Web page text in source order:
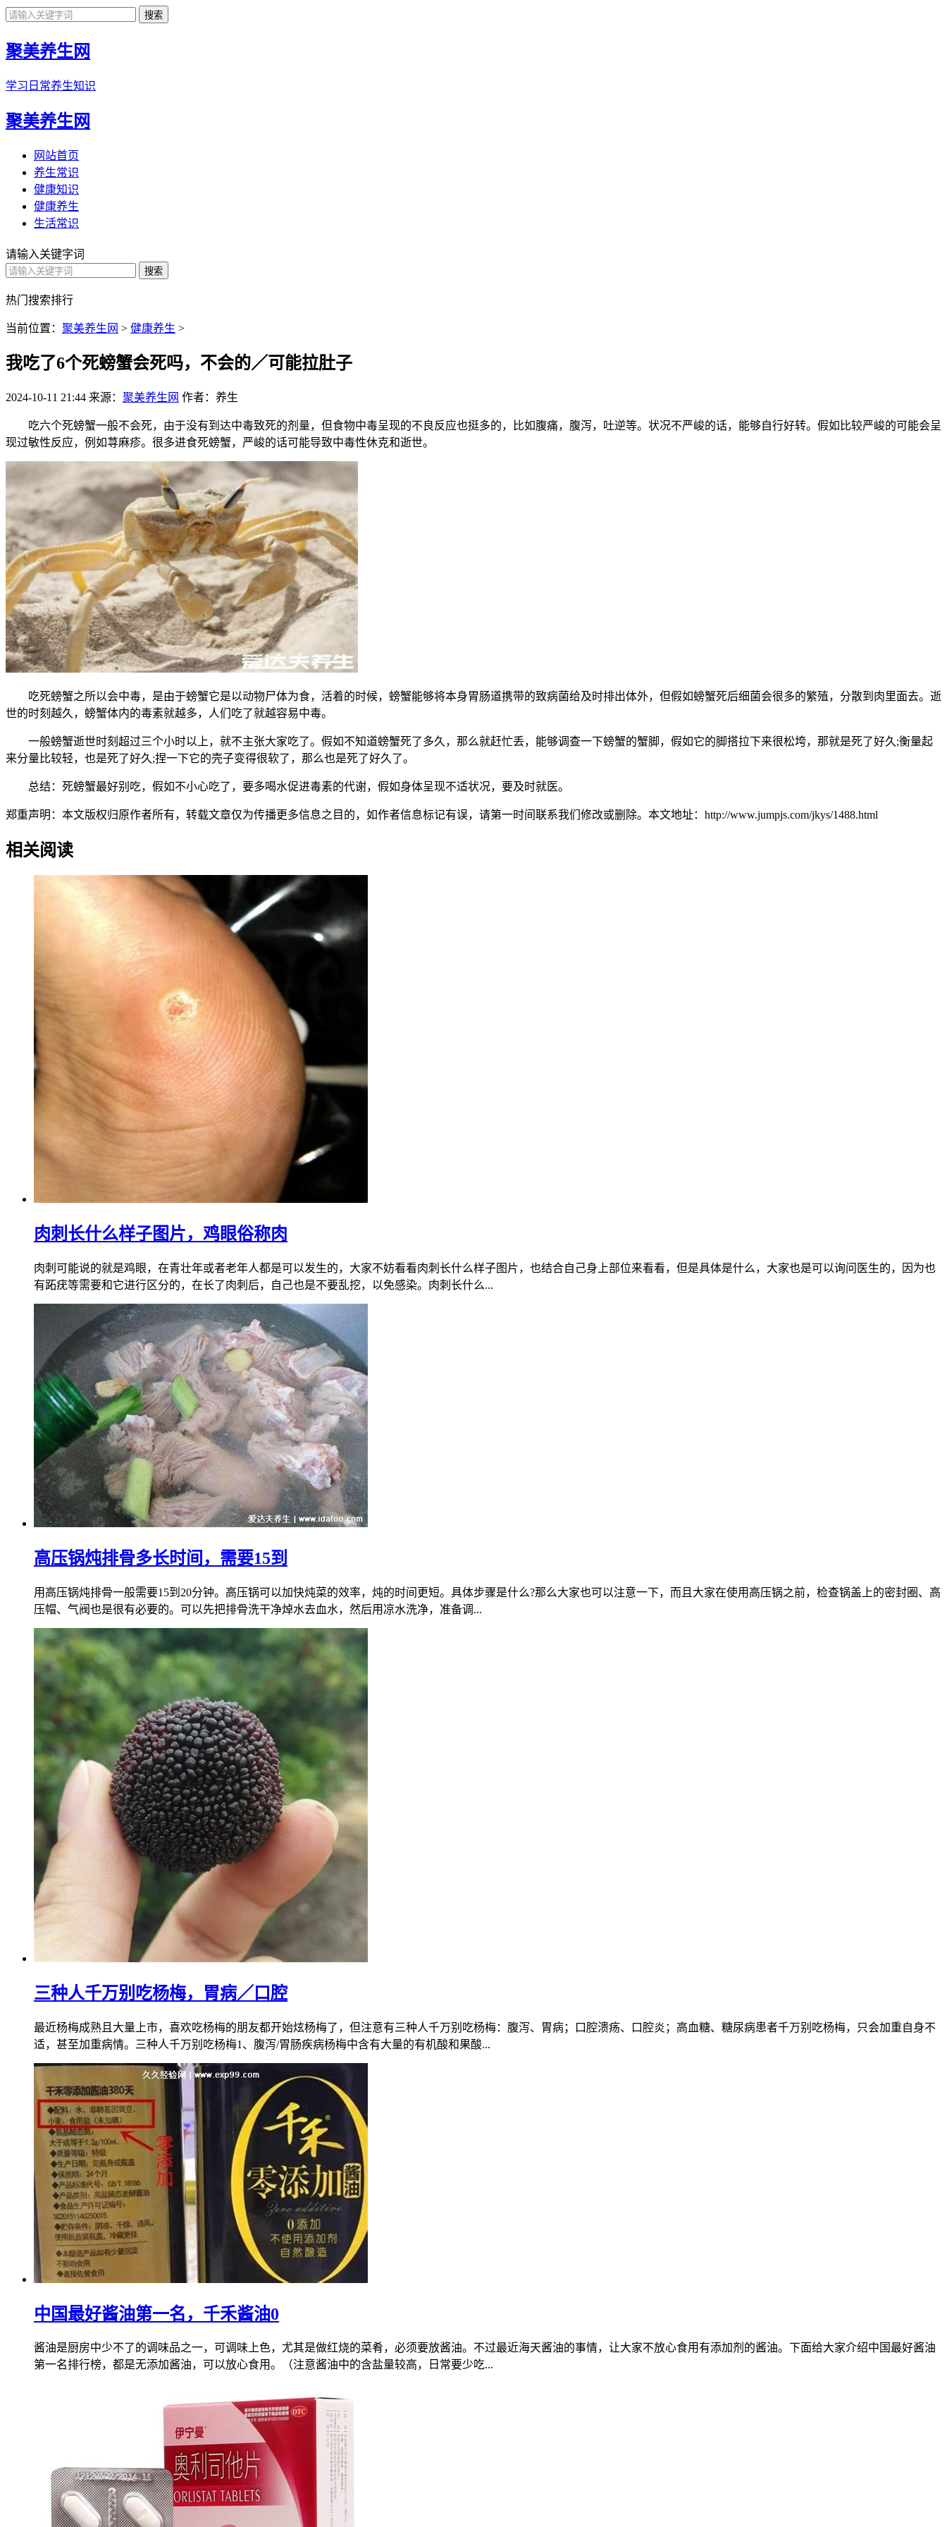
聚美养生网
学习日常养生知识
聚美养生网
网站首页
养生常识
健康知识
健康养生
生活常识
请输入关键字词
热门搜索排行
当前位置： 聚美养生网 > 健康养生 >
我吃了6个死螃蟹会死吗，不会的／可能拉肚子
2024-10-11 21:44 来源： 聚美养生网 作者：养生
吃六个死螃蟹一般不会死，由于没有到达中毒致死的剂量，但食物中毒呈现的不良反应也挺多的，比如腹痛，腹泻，吐逆等。状况不严峻的话，能够自行好转。假如比较严峻的可能会呈
现过敏性反应，例如荨麻疹。很多进食死螃蟹，严峻的话可能导致中毒性休克和逝世。
吃死螃蟹之所以会中毒，是由于螃蟹它是以动物尸体为食，活着的时候，螃蟹能够将本身胃肠道携带的致病菌给及时排出体外，但假如螃蟹死后细菌会很多的繁殖，分散到肉里面去。逝
世的时刻越久，螃蟹体内的毒素就越多，人们吃了就越容易中毒。
一般螃蟹逝世时刻超过三个小时以上，就不主张大家吃了。假如不知道螃蟹死了多久，那么就赶忙丢，能够调查一下螃蟹的蟹脚，假如它的脚搭拉下来很松垮，那就是死了好久;衡量起
来分量比较轻，也是死了好久;捏一下它的壳子变得很软了，那么也是死了好久了。
总结：死螃蟹最好别吃，假如不小心吃了，要多喝水促进毒素的代谢，假如身体呈现不适状况，要及时就医。
郑重声明：本文版权归原作者所有，转载文章仅为传播更多信息之目的，如作者信息标记有误，请第一时间联系我们修改或删除。本文地址：http://www.jumpjs.com/jkys/1488.html
相关阅读
肉刺长什么样子图片，鸡眼俗称肉
肉刺可能说的就是鸡眼，在青壮年或者老年人都是可以发生的，大家不妨看看肉刺长什么样子图片，也结合自己身上部位来看看，但是具体是什么，大家也是可以询问医生的，因为也
有跖疣等需要和它进行区分的，在长了肉刺后，自己也是不要乱挖，以免感染。肉刺长什么...
高压锅炖排骨多长时间，需要15到
用高压锅炖排骨一般需要15到20分钟。高压锅可以加快炖菜的效率，炖的时间更短。具体步骤是什么?那么大家也可以注意一下，而且大家在使用高压锅之前，检查锅盖上的密封圈、高
压帽、气阀也是很有必要的。可以先把排骨洗干净焯水去血水，然后用凉水洗净，准备调...
三种人千万别吃杨梅，胃病／口腔
最近杨梅成熟且大量上市，喜欢吃杨梅的朋友都开始炫杨梅了，但注意有三种人千万别吃杨梅：腹泻、胃病；口腔溃疡、口腔炎；高血糖、糖尿病患者千万别吃杨梅，只会加重自身不
适，甚至加重病情。三种人千万别吃杨梅1、腹泻/胃肠疾病杨梅中含有大量的有机酸和果酸...
中国最好酱油第一名，千禾酱油0
酱油是厨房中少不了的调味品之一，可调味上色，尤其是做红烧的菜肴，必须要放酱油。不过最近海天酱油的事情，让大家不放心食用有添加剂的酱油。下面给大家介绍中国最好酱油
第一名排行榜，都是无添加酱油，可以放心食用。（注意酱油中的含盐量较高，日常要少吃...